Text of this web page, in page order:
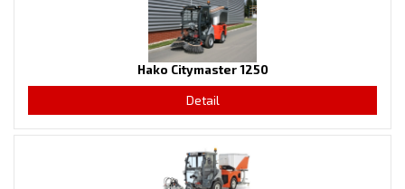
Hako Citymaster 1250
Detail